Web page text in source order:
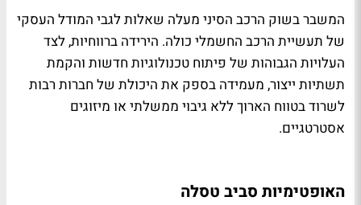
המשבר בשוק הרכב הסיני מעלה שאלות לגבי המודל העסקי
של תעשיית הרכב החשמלי כולה. הירידה ברווחיות, לצד
העלויות הגבוהות של פיתוח טכנולוגיות חדשות והקמת
תשתיות ייצור, מעמידה בספק את היכולת של חברות רבות
לשרוד בטווח הארוך ללא גיבוי ממשלתי או מיזוגים
אסטרטגיים.
האופטימיות סביב טסלה